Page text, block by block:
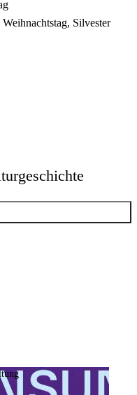
Silvester